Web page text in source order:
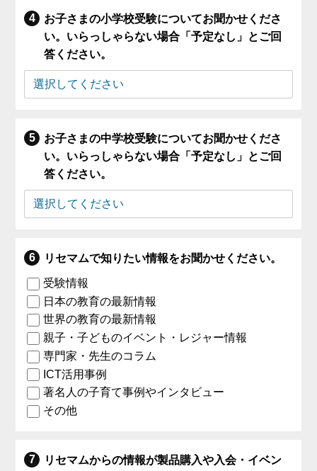
お子さまの小学校受験についてお聞かせくださ
い。いらっしゃらない場合「予定なし」とご回
答ください。
お子さまの中学校受験についてお聞かせくださ
い。いらっしゃらない場合「予定なし」とご回
答ください。
リセマムで知りたい情報をお聞かせください。
受験情報
日本の教育の最新情報
世界の教育の最新情報
親子・子どものイベント・レジャー情報
専門家・先生のコラム
ICT活用事例
著名人の子育て事例やインタビュー
その他
リセマムからの情報が製品購入や入会・イベン